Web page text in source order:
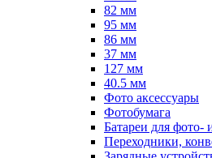
82 мм
95 мм
86 мм
37 мм
127 мм
40.5 мм
Фото аксессуары
Фотобумага
Батареи для фото-
Переходники,